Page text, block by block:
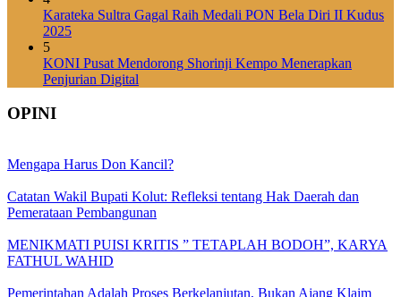
Karateka Sultra Gagal Raih Medali PON Bela Diri II Kudus
2025
5
KONI Pusat Mendorong Shorinji Kempo Menerapkan
Penjurian Digital
OPINI
Mengapa Harus Don Kancil?
Catatan Wakil Bupati Kolut: Refleksi tentang Hak Daerah dan
Pemerataan Pembangunan
MENIKMATI PUISI KRITIS ” TETAPLAH BODOH”, KARYA
FATHUL WAHID
Pemerintahan Adalah Proses Berkelanjutan, Bukan Ajang Klaim